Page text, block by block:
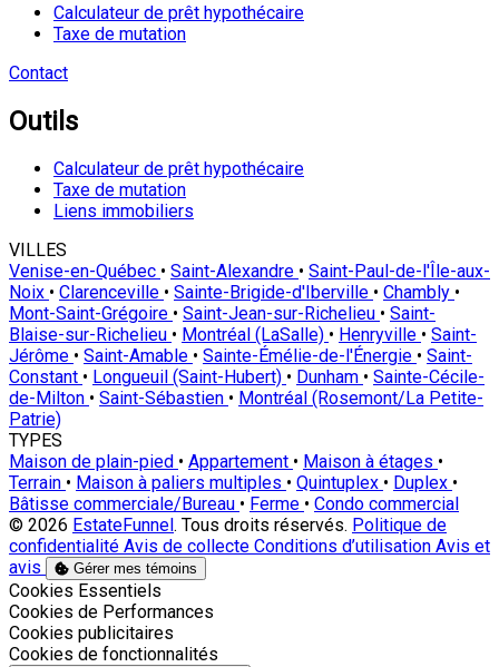
Calculateur de prêt hypothécaire
Taxe de mutation
Contact
Outils
Calculateur de prêt hypothécaire
Taxe de mutation
Liens immobiliers
VILLES
Venise-en-Québec • Saint-Alexandre • Saint-Paul-de-l'Île-aux-
Noix • Clarenceville • Sainte-Brigide-d'Iberville • Chambly •
Mont-Saint-Grégoire • Saint-Jean-sur-Richelieu • Saint-
Blaise-sur-Richelieu • Montréal (LaSalle) • Henryville • Saint-
Jérôme • Saint-Amable • Sainte-Émélie-de-l'Énergie • Saint-
Constant • Longueuil (Saint-Hubert) • Dunham • Sainte-Cécile-
de-Milton • Saint-Sébastien • Montréal (Rosemont/La Petite-
Patrie)
TYPES
Maison de plain-pied • Appartement • Maison à étages •
Terrain • Maison à paliers multiples • Quintuplex • Duplex •
Bâtisse commerciale/Bureau • Ferme • Condo commercial
© 2026 EstateFunnel . Tous droits réservés. Politique de
confidentialité Avis de collecte Conditions d’utilisation Avis et
avis
Gérer mes témoins
Activer
Cookies Essentiels
Activer
Cookies de Performances
Activer
Cookies publicitaires
Activer
Cookies de fonctionnalités